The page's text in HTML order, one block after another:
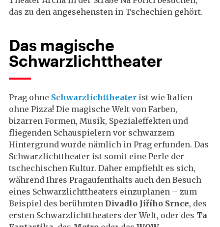
das zu den angesehensten in Tschechien gehört.
Das magische
Schwarzlichttheater
Prag ohne Schwarzlichttheater ist wie Italien
ohne Pizza! Die magische Welt von Farben,
bizarren Formen, Musik, Spezialeffekten und
fliegenden Schauspielern vor schwarzem
Hintergrund wurde nämlich in Prag erfunden. Das
Schwarzlichttheater ist somit eine Perle der
tschechischen Kultur. Daher empfiehlt es sich,
während Ihres Pragaufenthalts auch den Besuch
eines Schwarzlichttheaters einzuplanen – zum
Beispiel des berühmten Divadlo Jiřího Srnce, des
ersten Schwarzlichttheaters der Welt, oder des Ta